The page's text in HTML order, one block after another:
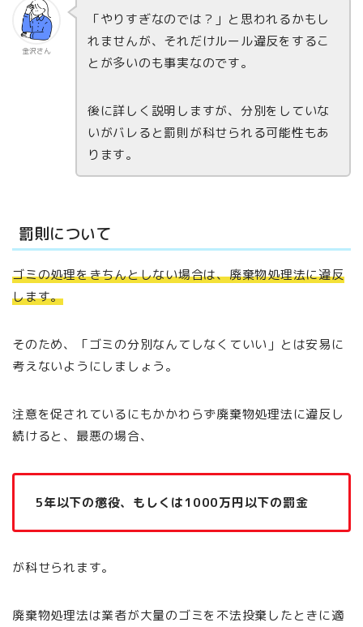
金沢さん
「やりすぎなのでは？」と思われるかもし
れませんが、それだけルール違反をするこ
とが多いのも事実なのです。
後に詳しく説明しますが、分別をしていな
いがバレると罰則が科せられる可能性もあ
ります。
罰則について
ゴミの処理をきちんとしない場合は、廃棄物処理法に違反
します。
そのため、「ゴミの分別なんてしなくていい」とは安易に
考えないようにしましょう。
注意を促されているにもかかわらず廃棄物処理法に違反し
続けると、最悪の場合、
5年以下の懲役、もしくは1000万円以下の罰金
が科せられます。
廃棄物処理法は業者が大量のゴミを不法投棄したときに適